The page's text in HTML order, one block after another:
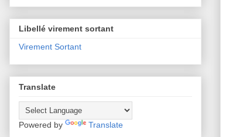
Libellé virement sortant
Virement Sortant
Translate
Powered by Translate